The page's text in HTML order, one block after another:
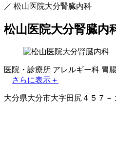
／ 松山医院大分腎臓内科
松山医院大分腎臓内
医院・診療所 アレルギー科 胃
さらに表示＋
大分県大分市大字田尻４５７－